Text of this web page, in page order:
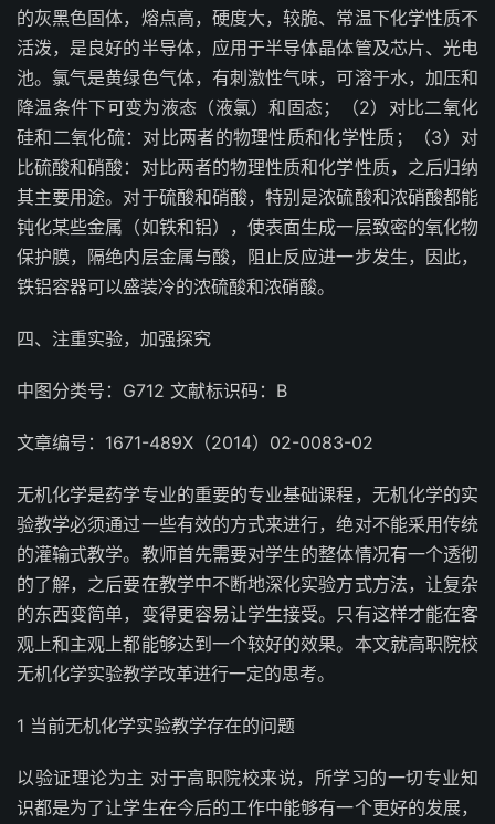
的灰黑色固体，熔点高，硬度大，较脆、常温下化学性质不
活泼，是良好的半导体，应用于半导体晶体管及芯片、光电
池。氯气是黄绿色气体，有刺激性气味，可溶于水，加压和
降温条件下可变为液态（液氯）和固态；（2）对比二氧化
硅和二氧化硫：对比两者的物理性质和化学性质；（3）对
比硫酸和硝酸：对比两者的物理性质和化学性质，之后归纳
其主要用途。对于硫酸和硝酸，特别是浓硫酸和浓硝酸都能
钝化某些金属（如铁和铝），使表面生成一层致密的氧化物
保护膜，隔绝内层金属与酸，阻止反应进一步发生，因此，
铁铝容器可以盛装冷的浓硫酸和浓硝酸。
四、注重实验，加强探究
中图分类号：G712 文献标识码：B
文章编号：1671-489X（2014）02-0083-02
无机化学是药学专业的重要的专业基础课程，无机化学的实
验教学必须通过一些有效的方式来进行，绝对不能采用传统
的灌输式教学。教师首先需要对学生的整体情况有一个透彻
的了解，之后要在教学中不断地深化实验方式方法，让复杂
的东西变简单，变得更容易让学生接受。只有这样才能在客
观上和主观上都能够达到一个较好的效果。本文就高职院校
无机化学实验教学改革进行一定的思考。
1 当前无机化学实验教学存在的问题
以验证理论为主 对于高职院校来说，所学习的一切专业知
识都是为了让学生在今后的工作中能够有一个更好的发展，